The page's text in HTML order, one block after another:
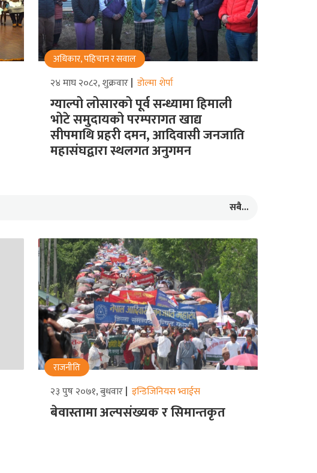
अधिकार, पहिचान र सवाल
२४ माघ २०८२, शुक्रवार डोल्मा शेर्पा
ग्याल्पो लोसारको पूर्व सन्ध्यामा हिमाली
भोटे समुदायको परम्परागत खाद्य
सीपमाथि प्रहरी दमन, आदिवासी जनजाति
महासंघद्वारा स्थलगत अनुगमन
सबै...
राजनीति
२३ पुष २०७१, बुधवार इन्डिजिनियस भ्वाईस
बेवास्तामा अल्पसंख्यक र सिमान्तकृत